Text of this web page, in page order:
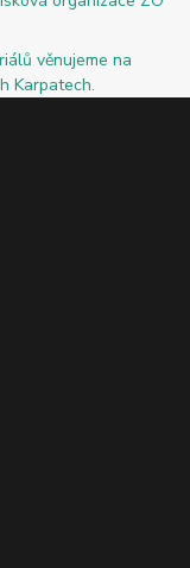
věnujeme na
Karpatech.